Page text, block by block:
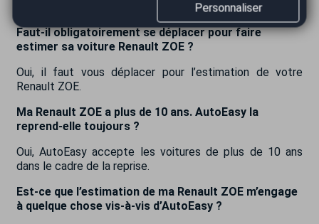
Faut-il obligatoirement se déplacer pour faire
estimer sa voiture Renault ZOE ?
Oui, il faut vous déplacer pour l’estimation de votre
Renault ZOE.
Ma Renault ZOE a plus de 10 ans. AutoEasy la
reprend-elle toujours ?
Oui, AutoEasy accepte les voitures de plus de 10 ans
dans le cadre de la reprise.
Est-ce que l’estimation de ma Renault ZOE m’engage
à quelque chose vis-à-vis d’AutoEasy ?
Personnaliser